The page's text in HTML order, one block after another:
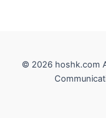
© 2026 hoshk.com